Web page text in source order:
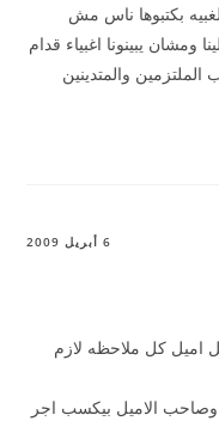
بكتبوها ناس مش
يبينونا اغبياء قدام
الملتزمين والمتدينين
6 أبريل 2009
اميل كل ملاحظه لازم
الاميل بيكسب اجر